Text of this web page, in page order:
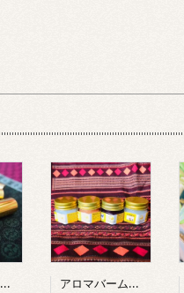
アロマ・ヤードム（3本入り） アロマバーム（タイ語；ヤーモン）20g